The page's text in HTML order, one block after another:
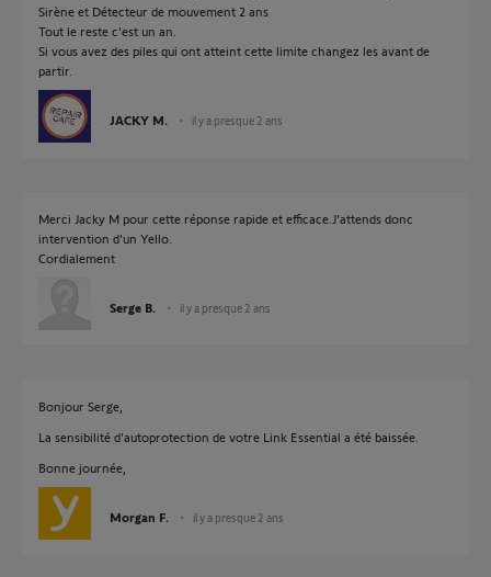
Sirène et Détecteur de mouvement 2 ans
Tout le reste c'est un an.
Si vous avez des piles qui ont atteint cette limite changez les avant de
partir.
JACKY M. il y a presque 2 ans
Merci Jacky M pour cette réponse rapide et efficace.J'attends donc
intervention d'un Yello.
Cordialement
Serge B. il y a presque 2 ans
Bonjour Serge,
La sensibilité d'autoprotection de votre Link Essential a été baissée.
Bonne journée,
Morgan F. il y a presque 2 ans